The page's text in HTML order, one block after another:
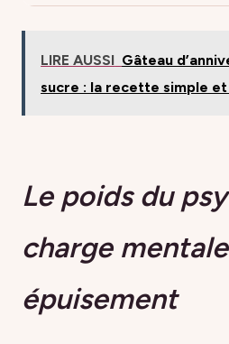
LIRE AUSSI Gâteau
sucre : la recette simple
Le poids du
charge
épuisement